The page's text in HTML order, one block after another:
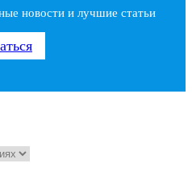
новости и лучшие статьи